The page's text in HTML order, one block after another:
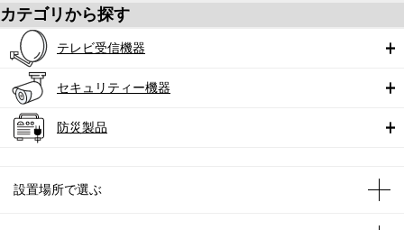
カテゴリから探す
テレビ受信機器
セキュリティー機器
防災製品
設置場所で選ぶ